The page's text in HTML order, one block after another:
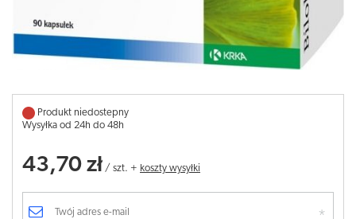
Produkt niedostepny
Wysyłka od 24h do 48h
43,70 zł / szt. + koszty wysyłki